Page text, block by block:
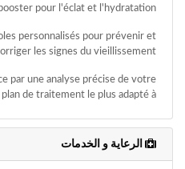
pour l'éclat et l'hydratation.
personnalisés pour prévenir et
les signes du vieillissement.
par une analyse précise de votre
de traitement le plus adapté à
الرعاية و الخدمات
الخاصة
المعلومات
الشخصية.